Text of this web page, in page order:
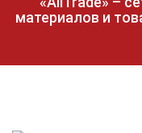
материалов и